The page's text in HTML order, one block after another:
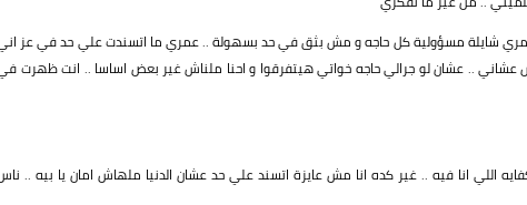
عمري شايلة مسؤولية كل حاجه و مش بثق في حد بسهولة .. عمري ما اتسندت علي حد في عز
.. عشان لو جرالي حاجه خواتي هيتفرقوا و احنا ملناش غير بعض اساسا .. انت ظهرت
انا فيه .. غير كده انا مش عايزة اتسند علي حد عشان الدنيا ملهاش امان يا بيه ..